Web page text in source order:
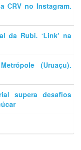
CRV no Instagram.
da Rubi. ‘Link’ na
(Uruaçu).
supera desafios